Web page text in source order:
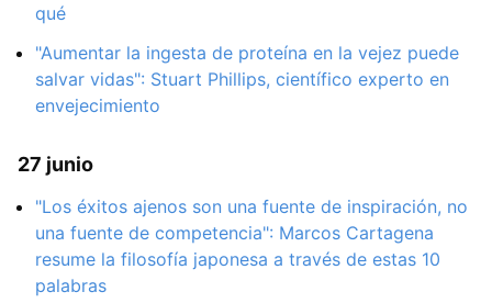
qué
"Aumentar la ingesta de proteína en la vejez puede
salvar vidas": Stuart Phillips, científico experto en
envejecimiento
27 junio
"Los éxitos ajenos son una fuente de inspiración, no
una fuente de competencia": Marcos Cartagena
resume la filosofía japonesa a través de estas 10
palabras